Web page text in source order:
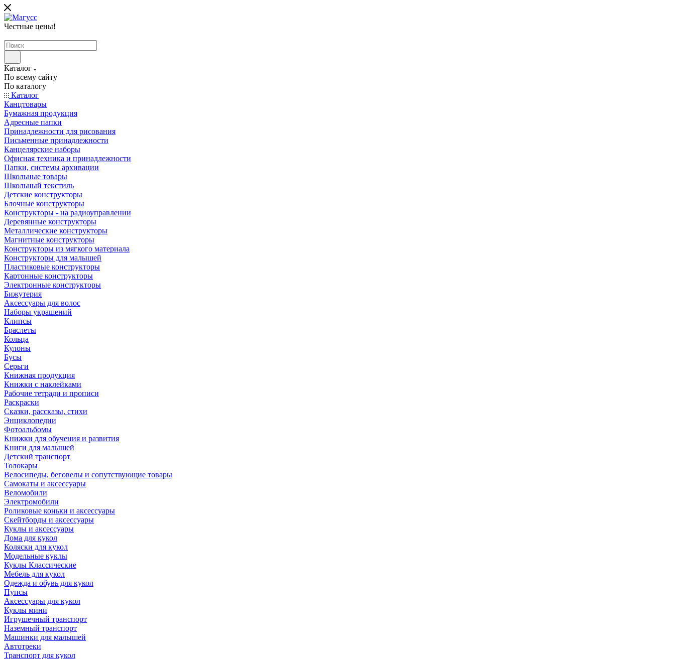
Честные цены!
Каталог
По всему сайту
По каталогу
Каталог
Канцтовары
Бумажная продукция
Адресные папки
Принадлежности для рисования
Письменные принадлежности
Канцелярские наборы
Офисная техника и принадлежности
Папки, системы архивации
Школьные товары
Школьный текстиль
Детские конструкторы
Блочные конструкторы
Конструкторы - на радиоуправлении
Деревянные конструкторы
Металлические конструкторы
Магнитные конструкторы
Конструкторы из мягкого материала
Конструкторы для малышей
Пластиковые конструкторы
Картонные конструкторы
Электронные конструкторы
Бижутерия
Аксессуары для волос
Наборы украшений
Клипсы
Браслеты
Кольца
Кулоны
Бусы
Серьги
Книжная продукция
Книжки с наклейками
Рабочие тетради и прописи
Раскраски
Сказки, рассказы, стихи
Энциклопедии
Фотоальбомы
Книжки для обучения и развития
Книги для малышей
Детский транспорт
Толокары
Велосипеды, беговелы и сопутствующие товары
Самокаты и аксессуары
Веломобили
Электромобили
Роликовые коньки и аксессуары
Скейтборды и аксессуары
Куклы и аксессуары
Дома для кукол
Коляски для кукол
Модельные куклы
Куклы Классические
Мебель для кукол
Одежда и обувь для кукол
Пупсы
Аксессуары для кукол
Куклы мини
Игрушечный транспорт
Наземный транспорт
Машинки для малышей
Автотреки
Транспорт для кукол